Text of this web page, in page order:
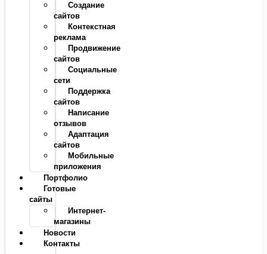
Создание
сайтов
Контекстная
реклама
Продвижение
сайтов
Социальные
сети
Поддержка
сайтов
Написание
отзывов
Адаптация
сайтов
Мобильные
приложения
Портфолио
Готовые
сайты
Интернет-
магазины
Новости
Контакты